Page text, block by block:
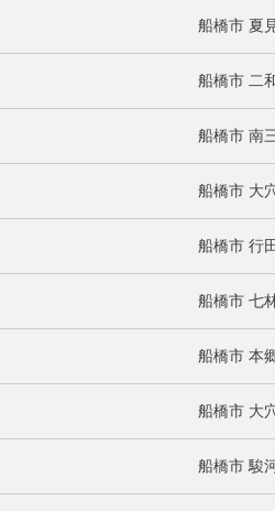
船橋市 夏
船橋市 二
船橋市 南
船橋市 大
船橋市 行
船橋市 七
船橋市 本
船橋市 大
船橋市 駿